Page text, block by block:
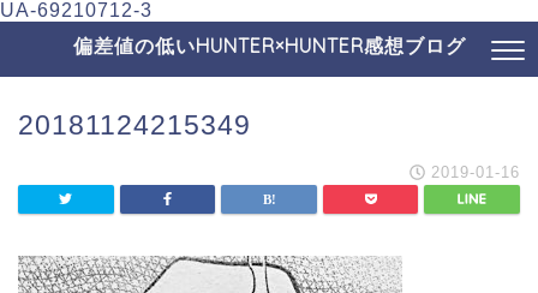
UA-69210712-3
偏差値の低いHUNTER×HUNTER感想ブログ
20181124215349
2019-01-16